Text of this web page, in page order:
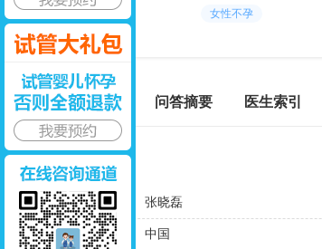
女性不孕
标签百科 问答摘要 医生索引
基本信息
名字 张晓磊
国籍 中国